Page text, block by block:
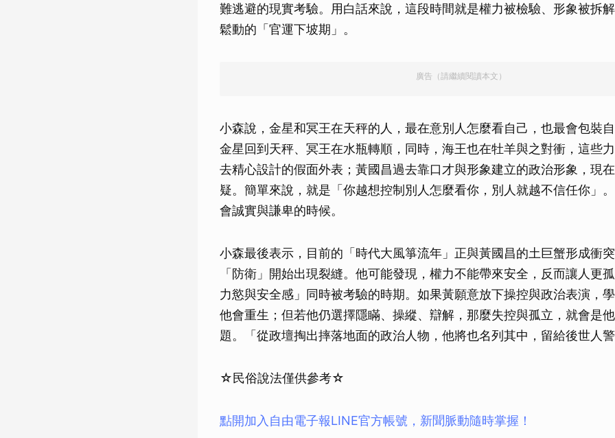
難逃避的現實考驗。用白話來說，這段時間就是權力被檢驗、形象被拆
鬆動的「官運下坡期」。
廣告（請繼續閱讀本文）
小森說，金星和冥王在天秤的人，最在意別人怎麼看自己，也最會包裝
金星回到天秤、冥王在水瓶轉順，同時，海王也在牡羊與之對衝，這些
去精心設計的假面外表；黃國昌過去靠口才與形象建立的政治形象，現
疑。簡單來說，就是「你越想控制別人怎麼看你，別人就越不信任你」
會誠實與謙卑的時候。
小森最後表示，目前的「時代大風箏流年」正與黃國昌的土巨蟹形成衝
「防衛」開始出現裂縫。他可能發現，權力不能帶來安全，反而讓人更
力慾與安全感」同時被考驗的時期。如果黃願意放下操控與政治表演，
他會重生；但若他仍選擇隱瞞、操縱、辯解，那麼失控與孤立，就會是
題。「從政壇掏出摔落地面的政治人物，他將也名列其中，留給後世人
☆民俗說法僅供參考☆
點開加入自由電子報LINE官方帳號，新聞脈動隨時掌握！